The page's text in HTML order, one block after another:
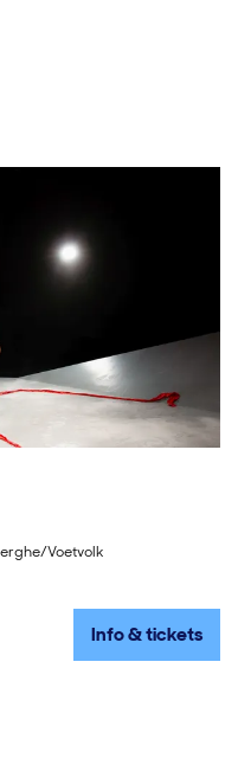
Voetvolk
Info & tickets